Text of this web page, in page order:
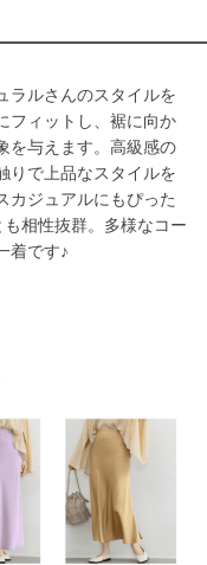
ラルさんのスタイルを
フィットし、裾に向か
を与えます。高級感の
りで上品なスタイルを
カジュアルにもぴった
相性抜群。多様なコー
着です♪